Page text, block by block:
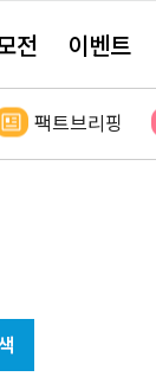
전 이벤트
팩트브리핑